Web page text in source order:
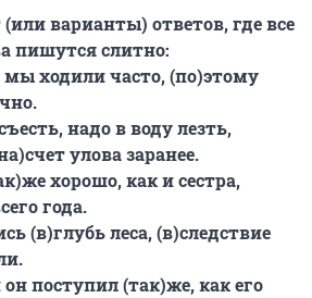
варианты) ответов, где все
пишутся слитно:
ходили часто, (по)этому
надо в воду лезть,
улова заранее.
хорошо, как и сестра,
года.
(в)глубь леса, (в)следствие
поступил (так)же, как его